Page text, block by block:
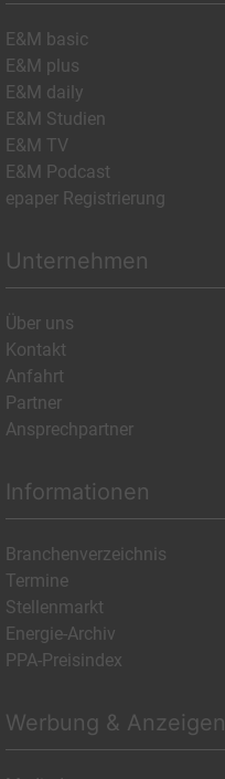
E&M basic
E&M plus
E&M daily
E&M Studien
E&M TV
E&M Podcast
epaper Registrierung
Unternehmen
Über uns
Kontakt
Anfahrt
Partner
Ansprechpartner
Informationen
Branchenverzeichnis
Termine
Stellenmarkt
Energie-Archiv
PPA-Preisindex
Werbung & Anzeigen